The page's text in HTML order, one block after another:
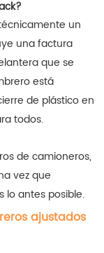
un
una factura
que se
está
de plástico en
todos.
de camioneros,
vez que
lo antes posible.
ajustados